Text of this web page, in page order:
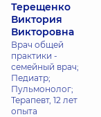
Терещенко
Виктория
Викторовна
Врач общей
практики -
семейный врач;
Педиатр;
Пульмонолог;
Терапевт, 12 лет
опыта